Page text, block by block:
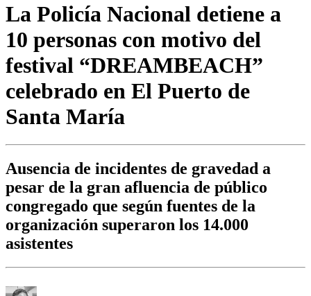
La Policía Nacional detiene a
10 personas con motivo del
festival “DREAMBEACH”
celebrado en El Puerto de
Santa María
Ausencia de incidentes de gravedad a
pesar de la gran afluencia de público
congregado que según fuentes de la
organización superaron los 14.000
asistentes